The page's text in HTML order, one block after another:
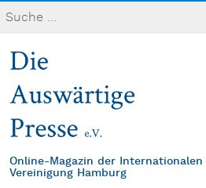
Online-Magazin der
Vereinigung Hamburg